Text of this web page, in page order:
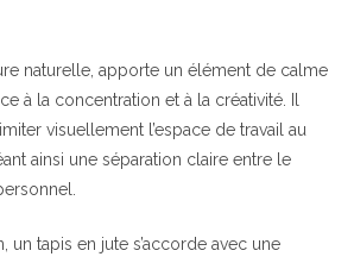
naturelle, apporte un élément de calme
à la concentration et à la créativité. Il
visuellement l’espace de travail au
ainsi une séparation claire entre le
un tapis en jute s’accorde avec une